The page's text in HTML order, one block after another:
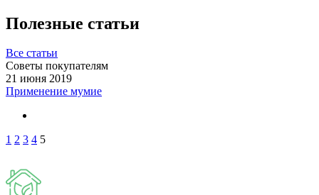
Полезные статьи
Все статьи
Советы покупателям
21 июня 2019
Применение мумие
1 2 3 4 5